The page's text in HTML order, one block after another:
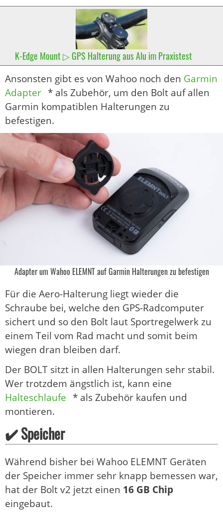
K-Edge Mount ▷ GPS Halterung aus Alu im Praxistest
Ansonsten gibt es von Wahoo noch den Garmin
Adapter * als Zubehör, um den Bolt auf allen
Garmin kompatiblen Halterungen zu
befestigen.
Adapter um Wahoo ELEMNT auf Garmin Halterungen zu befestigen
Für die Aero-Halterung liegt wieder die
Schraube bei, welche den GPS-Radcomputer
sichert und so den Bolt laut Sportregelwerk zu
einem Teil vom Rad macht und somit beim
wiegen dran bleiben darf.
Der BOLT sitzt in allen Halterungen sehr stabil.
Wer trotzdem ängstlich ist, kann eine
Halteschlaufe * als Zubehör kaufen und
montieren.
✔️ Speicher
Während bisher bei Wahoo ELEMNT Geräten
der Speicher immer sehr knapp bemessen war,
hat der Bolt v2 jetzt einen 16 GB Chip
eingebaut.